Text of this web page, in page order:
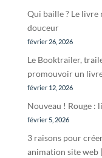
Qui baille ? Le livre
douceur
février 26, 2026
Le Booktrailer,
promouvoir un
février 12, 2026
Nouveau ! Rouge :
février 5, 2026
3 raisons pour
animation site web